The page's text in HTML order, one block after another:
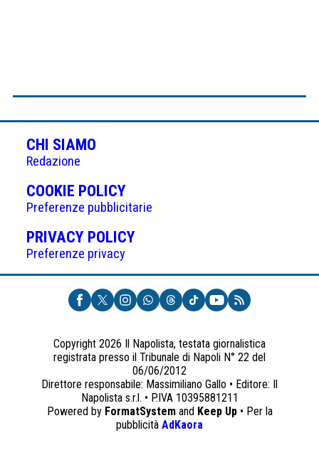
CHI SIAMO
Redazione
COOKIE POLICY(APRE
IN
UNA
NUOVA
Preferenze pubblicitarie
PRIVACY POLICY(APRE
UNA
NUOVA
SCHEDA)
Preferenze privacy
Copyright 2026 Il Napolista, testata giornalistica
registrata presso il Tribunale di Napoli N° 22 del
06/06/2012
Direttore responsabile: Massimiliano Gallo • Editore: Il
Napolista s.r.l. • P.IVA 10395881211
Powered by FormatSystemand Keep Up• Per la
pubblicità AdKaora